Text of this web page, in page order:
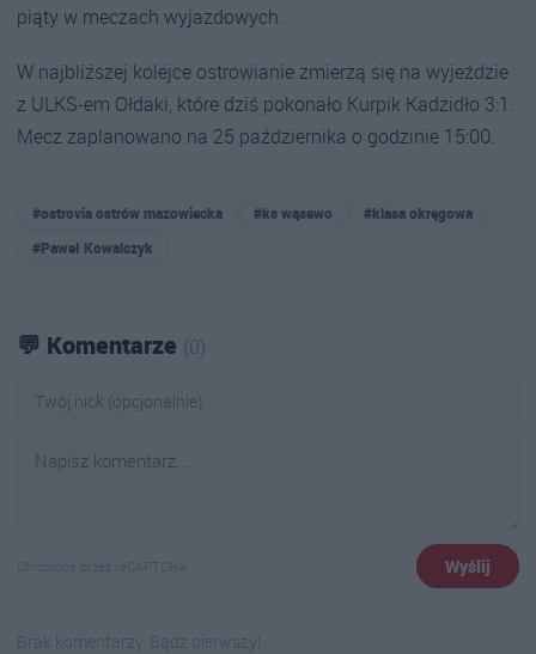
piąty w meczach wyjazdowych.
W najbliższej kolejce ostrowianie zmierzą się na wyjeździe
z ULKS-em Ołdaki, które dziś pokonało Kurpik Kadzidło 3:1.
Mecz zaplanowano na 25 października o godzinie 15:00.
#ostrovia ostrów mazowiecka #ks wąsewo
#klasa okręgowa
#Paweł Kowalczyk
💬 Komentarze (0)
Chronione przez reCAPTCHA Wyślij
Brak komentarzy. Bądź pierwszy!